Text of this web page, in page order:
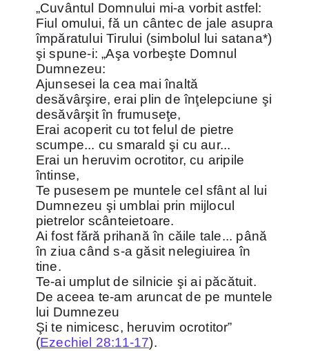
„Cuvântul Domnului mi-a vorbit astfel:
Fiul omului, fă un cântec de jale asupra
împăratului Tirului (simbolul lui satana*)
şi spune-i: „Aşa vorbeşte Domnul
Dumnezeu:
Ajunsesei la cea mai înaltă
desăvârşire, erai plin de înţelepciune şi
desăvârşit în frumuseţe,
Erai acoperit cu tot felul de pietre
scumpe... cu smarald şi cu aur...
Erai un heruvim ocrotitor, cu aripile
întinse,
Te pusesem pe muntele cel sfânt al lui
Dumnezeu şi umblai prin mijlocul
pietrelor scânteietoare.
Ai fost fără prihană în căile tale... până
în ziua când s-a găsit nelegiuirea în
tine.
Te-ai umplut de silnicie şi ai păcătuit.
De aceea te-am aruncat de pe muntele
lui Dumnezeu
Şi te nimicesc, heruvim ocrotitor”
(Ezechiel 28:11-17).